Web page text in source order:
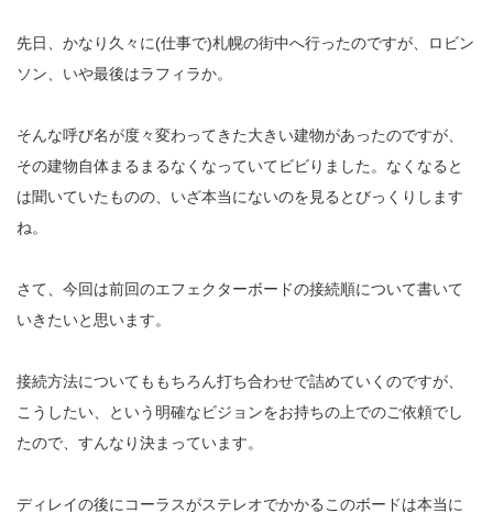
先日、かなり久々に(仕事で)札幌の街中へ行ったのですが、ロビン
ソン、いや最後はラフィラか。
そんな呼び名が度々変わってきた大きい建物があったのですが、
その建物自体まるまるなくなっていてビビりました。なくなると
は聞いていたものの、いざ本当にないのを見るとびっくりします
ね。
さて、今回は前回のエフェクターボードの接続順について書いて
いきたいと思います。
接続方法についてももちろん打ち合わせで詰めていくのですが、
こうしたい、という明確なビジョンをお持ちの上でのご依頼でし
たので、すんなり決まっています。
ディレイの後にコーラスがステレオでかかるこのボードは本当に